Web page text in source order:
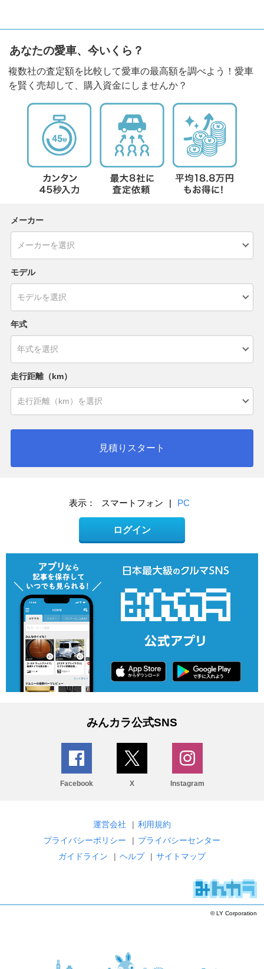
あなたの愛車、今いくら？
複数社の査定額を比較して愛車の最高額を調べよう！愛車
を賢く売却して、購入資金にしませんか？
メーカー
モデル
年式
走行距離（km）
見積りスタート
表示： スマートフォン | PC
ログイン
みんカラ公式SNS
Facebook X Instagram
運営会社 | 利用規約
プライバシーポリシー
| プライバシーセンター
ガイドライン
| ヘルプ | サイトマップ
© LY Corporation